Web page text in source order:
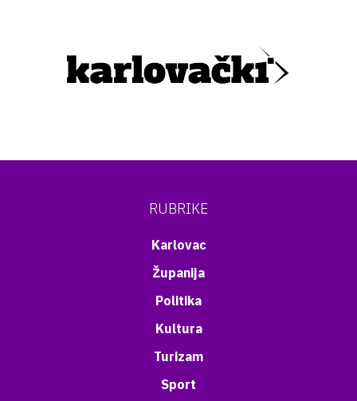
RUBRIKE
Karlovac
Županija
Politika
Kultura
Turizam
Sport